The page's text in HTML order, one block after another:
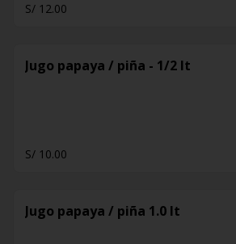
S/ 12.00
Jugo papaya / piña - 1/2 lt
S/ 10.00
Jugo papaya / piña 1.0 lt